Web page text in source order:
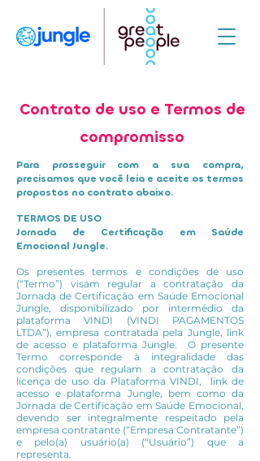
Contrato de uso e Termos de
compromisso
Para prosseguir com a sua compra,
precisamos que você leia e aceite os termos
propostos no contrato abaixo.
TERMOS DE USO
Jornada de Certificação em Saúde
Emocional Jungle.
Os presentes termos e condições de uso
(“Termo”) visam regular a contratação da
Jornada de Certificação em Saúde Emocional
Jungle, disponibilizado por intermédio da
plataforma VINDI (VINDI PAGAMENTOS
LTDA”), empresa contratada pela Jungle, link
de acesso e plataforma Jungle. O presente
Termo corresponde à integralidade das
condições que regulam a contratação da
licença de uso da Plataforma VINDI, link de
acesso e plataforma Jungle, bem como da
Jornada de Certificação em Saúde Emocional,
devendo ser integralmente respeitado pela
empresa contratante (“Empresa Contratante”)
e pelo(a) usuário(a) (“Usuário”) que a
representa.